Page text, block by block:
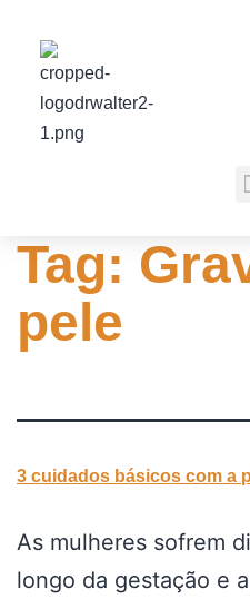
Tag:
pele
3 cuidados básicos com a
As mulheres sofrem
longo da gestação e